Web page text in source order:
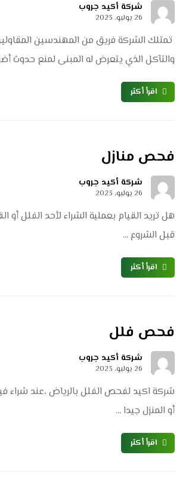
شركة أكيد جروب
26 يوليو، 2023
 تمتلك الشركة فريق من المهندسين
والتآكل الذي يتعرض له المبنى لمنع حدوث
اقرأ أكثر
فحص منازل
شركة أكيد جروب
26 يوليو، 2023
هل تريد القيام بعملية الشراء لأحد
قبل الشروع ...
اقرأ أكثر
فحص فلل
شركة أكيد جروب
26 يوليو، 2023
شركة اكيد لفحص الفلل بالرياض ،عند شراء
أو المنزل جيدا ...
اقرأ أكثر